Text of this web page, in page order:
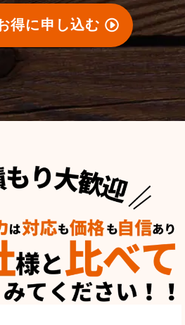
得に申し込む